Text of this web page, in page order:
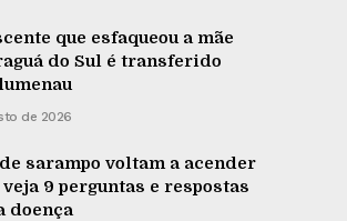
que esfaqueou a mãe
do Sul é transferido
de 2026
sarampo voltam a acender
9 perguntas e respostas
doença